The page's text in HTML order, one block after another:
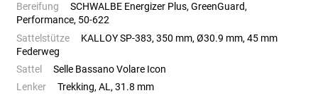
Bereifung
SCHWALBE Energizer Plus, GreenGuard,
Performance, 50-622
Sattelstütze
KALLOY SP-383, 350 mm, Ø30.9 mm, 45 mm
Federweg
Sattel
Selle Bassano Volare Icon
Lenker
Trekking, AL, 31.8 mm